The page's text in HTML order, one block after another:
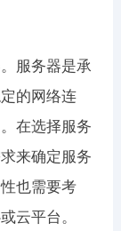
服务器是承
的网络连
在选择服务
来确定服务
也需要考
云平台。